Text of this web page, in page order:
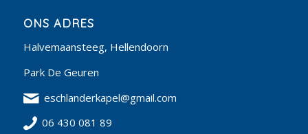
ONS ADRES
Halvemaansteeg, Hellendoorn
Park De Geuren
eschlanderkapel@gmail.com
06 430 081 89